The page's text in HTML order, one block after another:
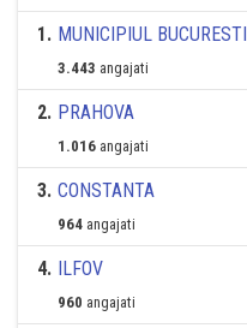
1. MUNICIPIUL BUCURESTI
3.443 angajati
2. PRAHOVA
1.016 angajati
3. CONSTANTA
964 angajati
4. ILFOV
960 angajati